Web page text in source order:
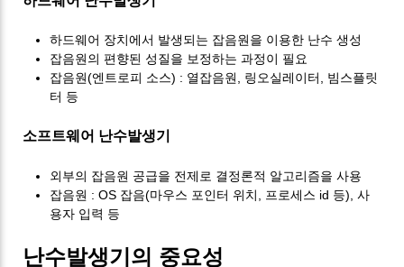
하드웨어 장치에서 발생되는 잡음원을 이용한 난수 생성
잡음원의 편향된 성질을 보정하는 과정이 필요
잡음원(엔트로피 소스) : 열잡음원, 링오실레이터, 빔스플릿
터 등
소프트웨어 난수발생기
외부의 잡음원 공급을 전제로 결정론적 알고리즘을 사용
잡음원 : OS 잡음(마우스 포인터 위치, 프로세스 id 등), 사
용자 입력 등
난수발생기의 중요성